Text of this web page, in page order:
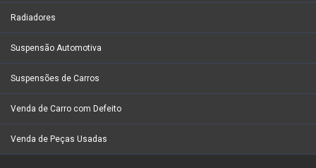
Radiadores
Suspensão Automotiva
Suspensões de Carros
Venda de Carro com Defeito
Venda de Peças Usadas